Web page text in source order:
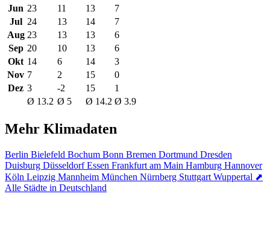
Jun 23 11 13
7
Jul 24 13 14
7
Aug 23 13 13
6
Sep 20 10 13
6
Okt 14 6 14
3
Nov 7 2 15
0
Dez 3 -2 15
1
Ø 13.2 Ø 5 Ø 14.2 Ø 3.9
Mehr Klimadaten
Berlin Bielefeld Bochum Bonn Bremen Dortmund Dresden
Duisburg DüsseldorfEssen Frankfurt am Main Hamburg Hannover
Köln Leipzig Mannheim München Nürnberg Stuttgart Wuppertal ⬈
Alle Städte in Deutschland